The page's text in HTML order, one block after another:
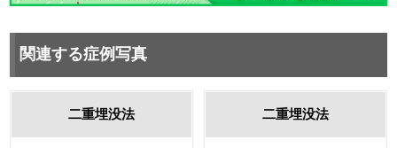
関連する症例写真
二重埋没法 二重埋没法